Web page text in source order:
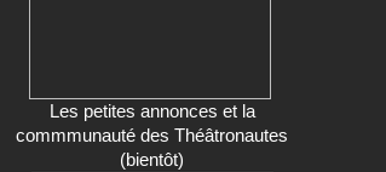
Les petites annonces et la
commmunauté des Théâtronautes
(bientôt)